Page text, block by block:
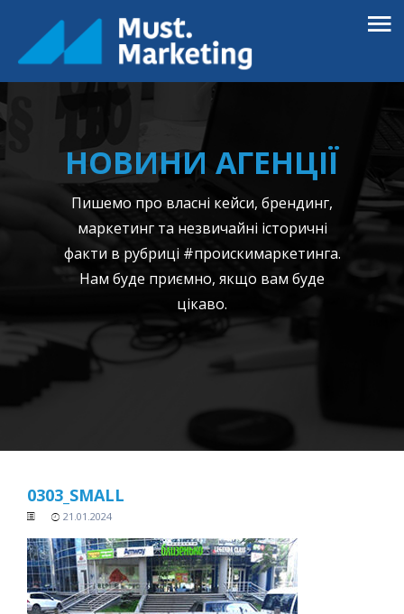
НОВИНИ АГЕНЦІЇ
Пишемо про власні кейси, брендинг,
маркетинг та незвичайні історичні
факти в рубриці #проискимаркетинга.
Нам буде приємно, якщо вам буде
цікаво.
0303_SMALL
21.01.2024